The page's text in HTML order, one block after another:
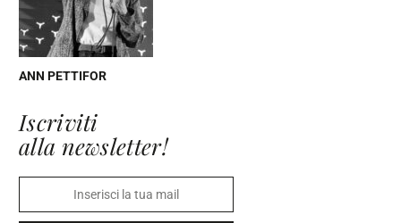
ANN PETTIFOR
Iscriviti
alla newsletter!